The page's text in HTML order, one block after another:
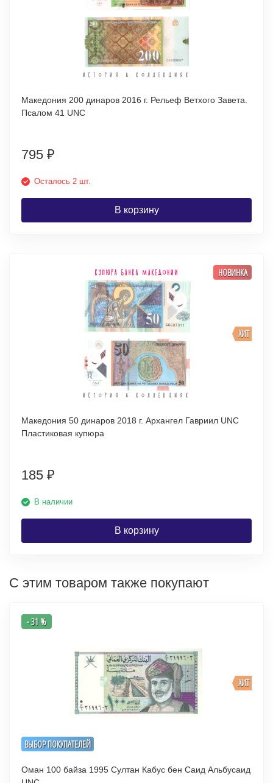
Македония 200 динаров 2016 г. Рельеф Ветхого Завета.
Псалом 41 UNC
795 ₽
Осталось 2 шт.
В корзину
ХИТ
НОВИНКА
Македония 50 динаров 2018 г. Архангел Гавриил UNC
Пластиковая купюра
185 ₽
В наличии
В корзину
С этим товаром также покупают
ВЫБОР ПОКУПАТЕЛЕЙ
ХИТ
- 31 %
Оман 100 байза 1995 Султан Кабус бен Саид Альбусаид